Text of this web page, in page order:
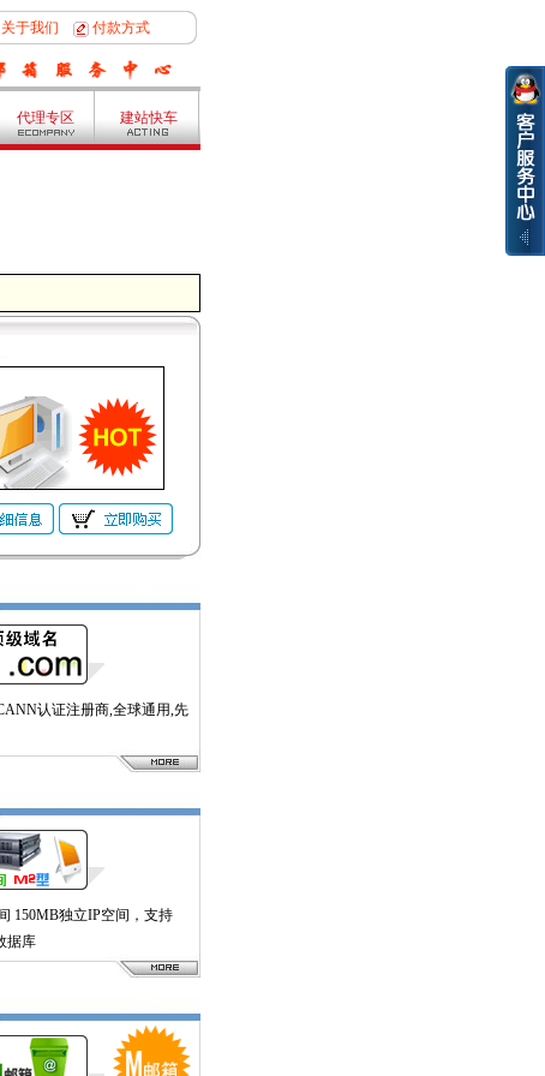
关于我们 付款方式
代理专区 建站快车
认证注册商,全球通用,先
150MB独立IP空间，支持
据库